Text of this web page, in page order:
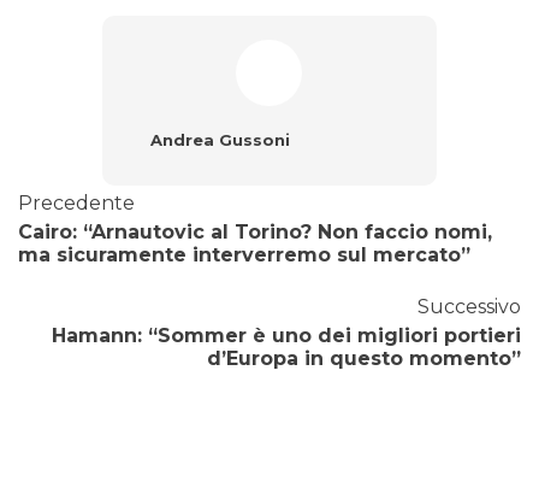
Andrea Gussoni
Precedente
Cairo: “Arnautovic al Torino? Non faccio nomi,
ma sicuramente interverremo sul mercato”
Successivo
Hamann: “Sommer è uno dei migliori portieri
d’Europa in questo momento”